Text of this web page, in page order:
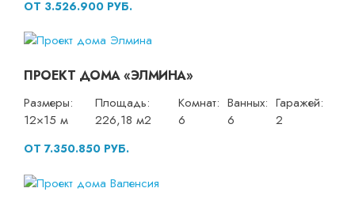
ОТ 3.526.900 РУБ.
ПРОЕКТ ДОМА «ЭЛМИНА»
Размеры:
12×15 м
Площадь:
226,18 м2
Комнат:
6
Ванных:
6
Гаражей:
2
ОТ 7.350.850 РУБ.